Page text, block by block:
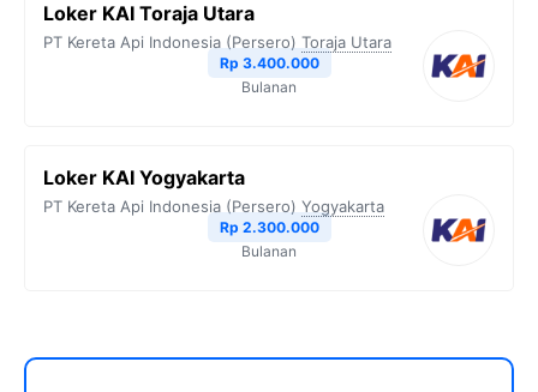
Loker KAI Toraja Utara
PT Kereta Api Indonesia (Persero) Toraja Utara
Rp 3.400.000
Bulanan
Loker KAI Yogyakarta
PT Kereta Api Indonesia (Persero) Yogyakarta
Rp 2.300.000
Bulanan